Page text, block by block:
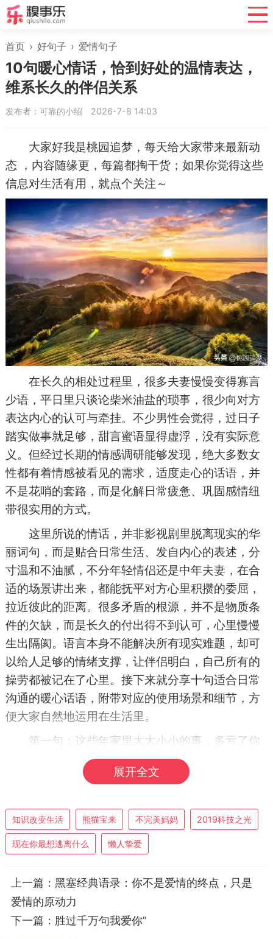
首页 › 好句子 › 爱情句子
10句暖心情话，恰到好处的温情表达，
维系长久的伴侣关系
发布者：可靠的小绍 2026-7-8 14:03
大家好我是桃园追梦，每天给大家带来最新动
态 ，内容随缘更，每篇都掏干货；如果你觉得这些
信息对生活有用，就点个关注～
在长久的相处过程里，很多夫妻慢慢变得寡言
少语，平日里只谈论柴米油盐的琐事，很少向对方
表达内心的认可与牵挂。不少男性会觉得，过日子
踏实做事就足够，甜言蜜语显得虚浮，没有实际意
义。但经过长期的情感调研能够发现，绝大多数女
性都有着情感被看见的需求，适度走心的话语，并
不是花哨的套路，而是化解日常疲惫、巩固感情纽
带很实用的方式。
这里所说的情话，并非影视剧里脱离现实的华
丽词句，而是贴合日常生活、发自内心的表述，分
寸温和不油腻，不分年轻情侣还是中年夫妻，在合
适的场景讲出来，都能抚平对方心里积攒的委屈，
拉近彼此的距离。很多矛盾的根源，并不是物质条
件的欠缺，而是长久的付出得不到认可，心里慢慢
生出隔阂。语言本身不能解决所有现实难题，却可
以给人足够的情绪支撑，让伴侣明白，自己所有的
操劳都被记在了心里。接下来就分享十句适合日常
沟通的暖心话语，附带对应的使用场景和细节，方
便大家自然地运用在生活里。
第一句：这些年家里大大小小的事，多亏了你
默默操持，辛苦你了。
这句话适合在对方忙碌一整天，做完家务、照
承担了大量琐碎的家务，接送子女、打理三餐、照
料长辈，这些繁杂的工作很难用金钱衡量，也常常
被视作理所应当。很多人日复一日重复着这类琐
事，心里会隐隐觉得自己的付出没有被正视。简单
的一句认可，精准点出她长久的操劳，会让她感受
到自己的辛苦没有被忽略。说这句话的时候，可以
配合递一杯温水或者帮忙分担手头的活计，话语搭
展开全文
知识改变生活 熊猫宝来 不完美妈妈 2019科技之光
现在你最想逃离什么 懒人挚爱
上一篇： 黑塞经典语录：你不是爱情的终点，只是
爱情的原动力
下一篇： 胜过千万句我爱你”